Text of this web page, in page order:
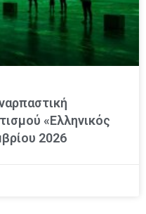
«Ελληνικός
2026